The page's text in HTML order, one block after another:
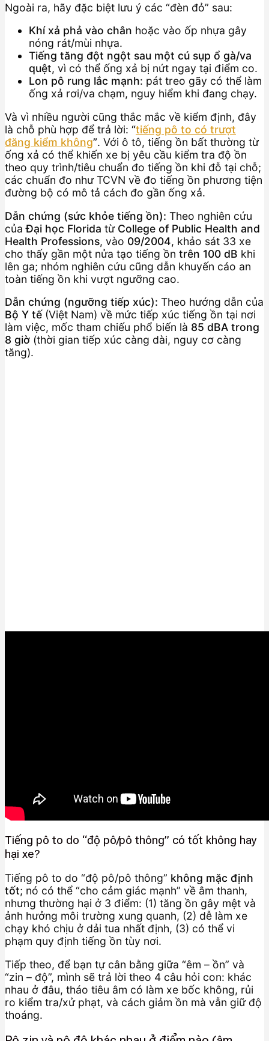
Ngoài ra, hãy đặc biệt lưu ý các “đèn đỏ” sau:
Khí xả phả vào chân hoặc vào ốp nhựa gây
nóng rát/mùi nhựa.
Tiếng tăng đột ngột sau một cú sụp ổ gà/va
quệt, vì có thể ống xả bị nứt ngay tại điểm co.
Lon pô rung lắc mạnh: pát treo gãy có thể làm
ống xả rơi/va chạm, nguy hiểm khi đang chạy.
Và vì nhiều người cũng thắc mắc về kiểm định, đây
là chỗ phù hợp để trả lời: “tiếng pô to có trượt
đăng kiểm không”. Với ô tô, tiếng ồn bất thường từ
ống xả có thể khiến xe bị yêu cầu kiểm tra độ ồn
theo quy trình/tiêu chuẩn đo tiếng ồn khi đỗ tại chỗ;
các chuẩn đo như TCVN về đo tiếng ồn phương tiện
đường bộ có mô tả cách đo gần ống xả.
Dẫn chứng (sức khỏe tiếng ồn): Theo nghiên cứu
củaĐại học Florida từ College of Public Health and
Health Professions, vào 09/2004, khảo sát 33 xe
cho thấy gần một nửa tạo tiếng ồn trên 100 dB khi
lên ga; nhóm nghiên cứu cũng dẫn khuyến cáo an
toàn tiếng ồn khi vượt ngưỡng cao.
Dẫn chứng (ngưỡng tiếp xúc): Theo hướng dẫn của
Bộ Y tế(Việt Nam) về mức tiếp xúc tiếng ồn tại nơi
làm việc, mốc tham chiếu phổ biến là 85 dBA trong
8 giờ (thời gian tiếp xúc càng dài, nguy cơ càng
tăng).
Tiếng pô to do “độ pô/pô thông” có tốt không hay
hại xe?
Tiếng pô to do “độ pô/pô thông” không mặc định
tốt; nó có thể “cho cảm giác mạnh” về âm thanh,
nhưng thường hại ở 3 điểm: (1) tăng ồn gây mệt và
ảnh hưởng môi trường xung quanh, (2) dễ làm xe
chạy khó chịu ở dải tua nhất định, (3) có thể vi
phạm quy định tiếng ồn tùy nơi.
Tiếp theo, để bạn tự cân bằng giữa “êm – ồn” và
“zin – độ”, mình sẽ trả lời theo 4 câu hỏi con: khác
nhau ở đâu, tháo tiêu âm có làm xe bốc không, rủi
ro kiểm tra/xử phạt, và cách giảm ồn mà vẫn giữ độ
thoáng.